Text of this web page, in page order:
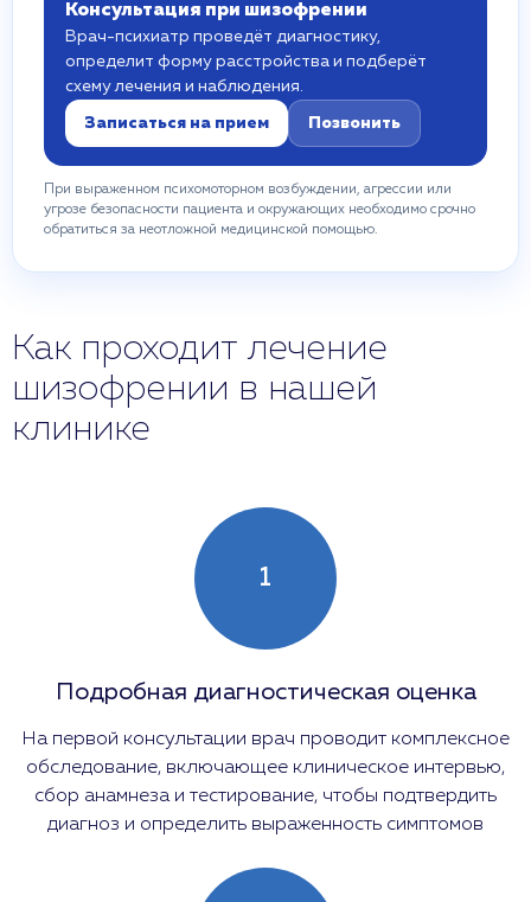
Консультация при шизофрении
Врач-психиатр проведёт диагностику,
определит форму расстройства и подберёт
схему лечения и наблюдения.
Записаться на прием Позвонить
При выраженном психомоторном возбуждении, агрессии или
угрозе безопасности пациента и окружающих необходимо срочно
обратиться за неотложной медицинской помощью.
Как проходит лечение
шизофрении в нашей
клинике
1
Подробная диагностическая оценка
На первой консультации врач проводит комплексное
обследование, включающее клиническое интервью,
сбор анамнеза и тестирование, чтобы подтвердить
диагноз и определить выраженность симптомов